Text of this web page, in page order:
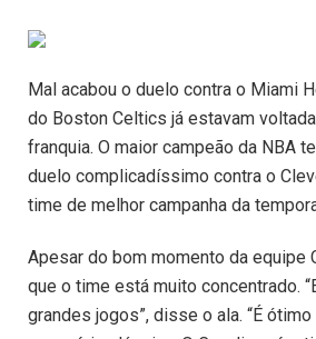
Mal acabou o duelo contra o Miami
do Boston Celtics já estavam
franquia. O maior campeão da NBA
duelo complicadíssimo contra o
time de melhor campanha da
Apesar do bom momento da equipe
que o time está muito concentrado.
grandes jogos”, disse o ala. “É